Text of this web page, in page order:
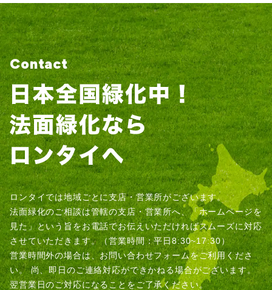
Contact
ロンタイでは地域ごとに支店・営業所がございます。
法面緑化のご相談は管轄の支店・営業所へ、「ホームページを
見た」という旨をお電話でお伝えいただければスムーズに対応
させていただきます。（営業時間：平日8:30~17:30）
営業時間外の場合は、お問い合わせフォームをご利用くださ
い。尚、即日のご連絡対応ができかねる場合がございます。
翌営業日のご対応になることをご了承ください。